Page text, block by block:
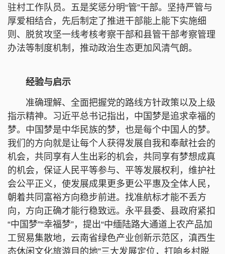
驻村工作队员。五是奖惩分明“管”干部。坚持严管与
厚爱相结合，先后制定了推进干部能上能下实施细
则、脱贫攻坚一线考核考察干部和县管干部考察管理
办法等制度机制，推动政治生态更加风清气朗。
经验与启示
准确理解、全面把握党的路线方针政策以及上级
指示精神。习近平总书记指出，中国梦是追求幸福的
梦。中国梦是中华民族的梦，也是每个中国人的梦。
我们的方向就是让每个人获得发展自我和奉献社会的
机会，共同享有人生出彩的机会，共同享有梦想成真
的机会，保证人民平等参与、平等发展权利，维护社
会公平正义，使发展成果更多更公平惠及全体人民，
朝着共同富裕方向稳步前进。找准航标才能不丢方
向，方向正确才能行稳致远。永平县委、县政府紧扣
“中国梦”“幸福梦”，提出“中缅陆路大通道上农产品加
工贸易集散地，云南省绿色产业创新示范区，滇西生
态休闲文化旅游目的地”三大发展定位，打响乡村脱